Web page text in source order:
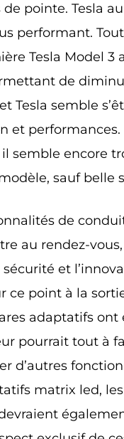
pointe. Tesla
performant.
Tesla Model
de
Tesla semble
et
semble encore
sauf belle
de
au rendez-
sécurité et
ce point à la
adaptatifs ont
pourrait tout à
d’autres
matrix led,